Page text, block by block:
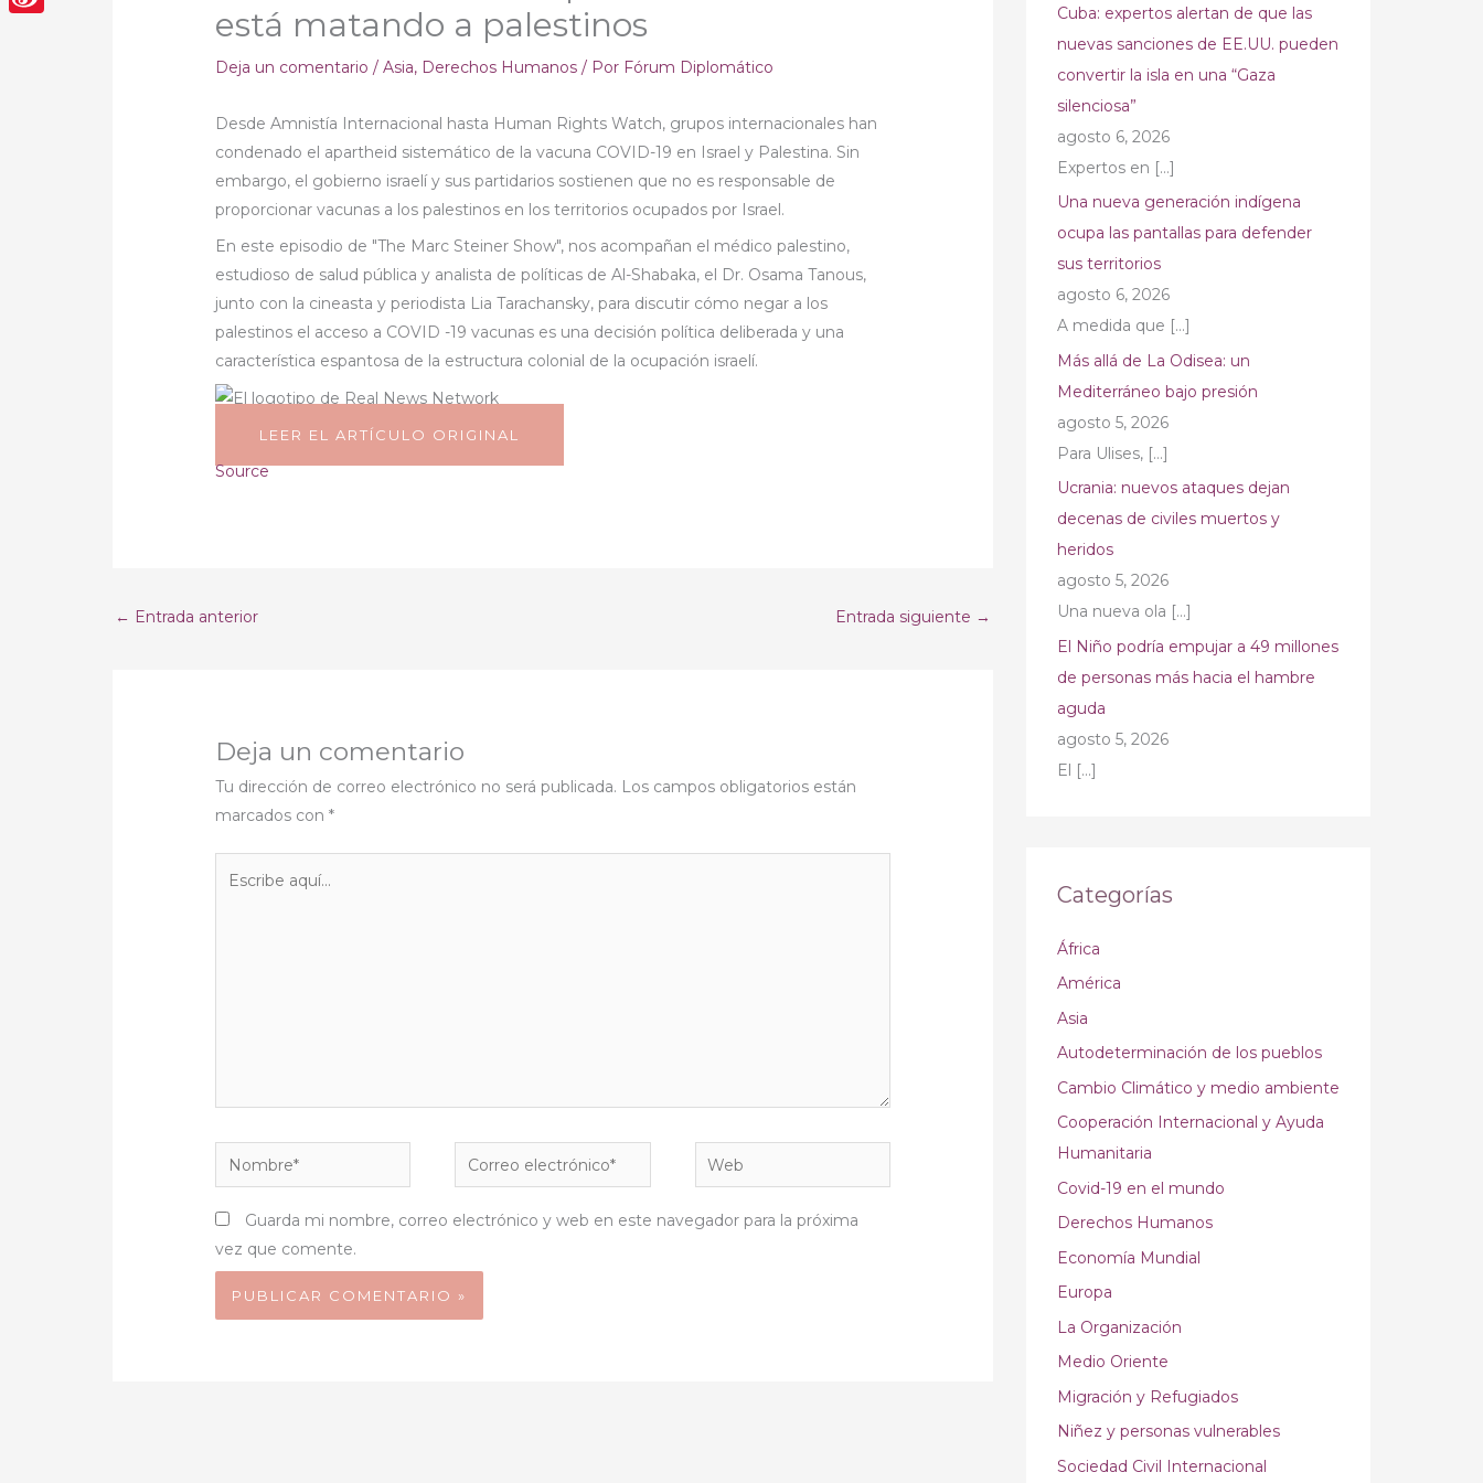
está matando a palestinos
Deja un comentario /Asia, Derechos Humanos / Por Fórum Diplomático
Desde Amnistía Internacional hasta Human Rights Watch, grupos internacionales han
condenado el apartheid sistemático de la vacuna COVID-19 en Israel y Palestina. Sin
embargo, el gobierno israelí y sus partidarios sostienen que no es responsable de
proporcionar vacunas a los palestinos en los territorios ocupados por Israel.
En este episodio de "The Marc Steiner Show", nos acompañan el médico palestino,
estudioso de salud pública y analista de políticas de Al-Shabaka, el Dr. Osama Tanous,
junto con la cineasta y periodista Lia Tarachansky, para discutir cómo negar a los
palestinos el acceso a COVID -19 vacunas es una decisión política deliberada y una
característica espantosa de la estructura colonial de la ocupación israelí.
LEER EL ARTÍCULO ORIGINAL
Source
← Entrada anterior Entrada siguiente →
Deja un comentario
Tu dirección de correo electrónico no será publicada. Los campos obligatorios están
marcados con*
Nombre*
Correo
electrónico*
Web
Guarda mi nombre, correo electrónico y web en este navegador para la próxima
vez que comente.
Cuba: expertos alertan de que las
nuevas sanciones de EE.UU. pueden
convertir la isla en una “Gaza
silenciosa”
agosto 6, 2026
Expertos en […]
Una nueva generación indígena
ocupa las pantallas para defender
sus territorios
agosto 6, 2026
A medida que […]
Más allá de La Odisea: un
Mediterráneo bajo presión
agosto 5, 2026
Para Ulises, […]
Ucrania: nuevos ataques dejan
decenas de civiles muertos y
heridos
agosto 5, 2026
Una nueva ola […]
El Niño podría empujar a 49 millones
de personas más hacia el hambre
aguda
agosto 5, 2026
El […]
Categorías
África
América
Asia
Autodeterminación de los pueblos
Cambio Climático y medio ambiente
Cooperación Internacional y Ayuda
Humanitaria
Covid-19 en el mundo
Derechos Humanos
Economía Mundial
Europa
La Organización
Medio Oriente
Migración y Refugiados
Niñez y personas vulnerables
Sociedad Civil Internacional